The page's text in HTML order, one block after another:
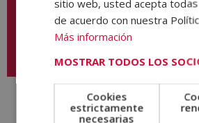
Descargar temario
sitio web, usted acepta todas
de acuerdo con nuestra
Más información
MOSTRAR TODOS LOS
Cookies
estrictamente
necesarias